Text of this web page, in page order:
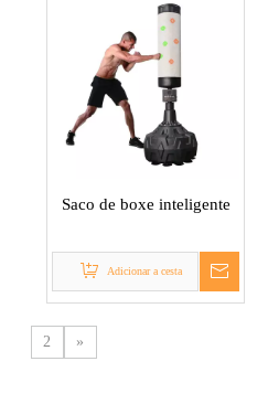
Saco de boxe inteligente
Adicionar a cesta
2 »